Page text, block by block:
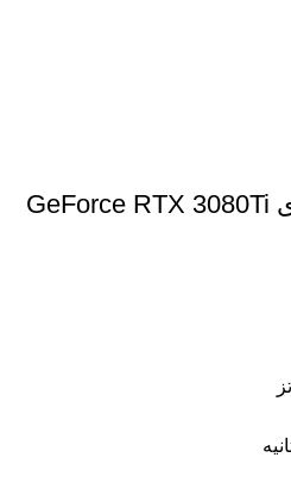
کارت گرافیک ام اس آی GeForce RTX 3080Ti